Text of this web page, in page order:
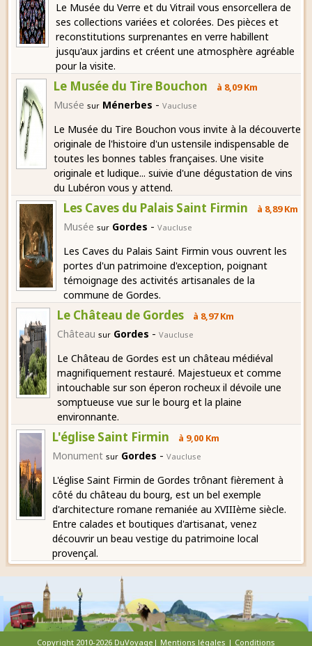
Le Musée du Verre et du Vitrail vous ensorcellera de
ses collections variées et colorées. Des pièces et
reconstitutions surprenantes en verre habillent
jusqu'aux jardins et créent une atmosphère agréable
pour la visite.
Le Musée du Tire Bouchon à 8,09 Km
Musée sur Ménerbes - Vaucluse
Le Musée du Tire Bouchon vous invite à la découverte
originale de l'histoire d'un ustensile indispensable de
toutes les bonnes tables françaises. Une visite
originale et ludique... suivie d'une dégustation de vins
du Lubéron vous y attend.
Les Caves du Palais Saint Firmin à 8,89 Km
Musée sur Gordes - Vaucluse
Les Caves du Palais Saint Firmin vous ouvrent les
portes d'un patrimoine d'exception, poignant
témoignage des activités artisanales de la
commune de Gordes.
Le Château de Gordes à 8,97 Km
Château sur Gordes - Vaucluse
Le Château de Gordes est un château médiéval
magnifiquement restauré. Majestueux et comme
intouchable sur son éperon rocheux il dévoile une
somptueuse vue sur le bourg et la plaine
environnante.
L'église Saint Firmin à 9,00 Km
Monument sur Gordes - Vaucluse
L'église Saint Firmin de Gordes trônant fièrement à
côté du château du bourg, est un bel exemple
d'architecture romane remaniée au XVIIIème siècle.
Entre calades et boutiques d'artisanat, venez
découvrir un beau vestige du patrimoine local
provençal.
Copyright 2010-2026 DuVoyage| Mentions légales | Conditions